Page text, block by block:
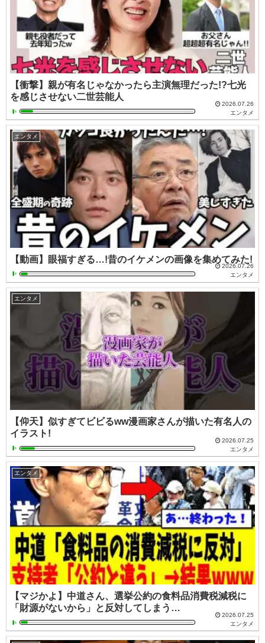
【衝撃】親が有名じゃなかったら主演無理だった!?七光
を感じさせない二世芸能人
2026.07.26
エンタメ
エンタメ
【動画】眼福すぎる…!昔のイケメンの画像を集めてみた!
2026.07.26
エンタメ
エンタメ
【仰天】似すぎてビビるww漫画家さんが描いた有名人の
イラスト!
2026.07.25
エンタメ
エンタメ
【マジかよ】中道さん、選挙公約の食料品消費税減税に
「財源がないから」と反対してしまう…
2026.07.25
エンタメ